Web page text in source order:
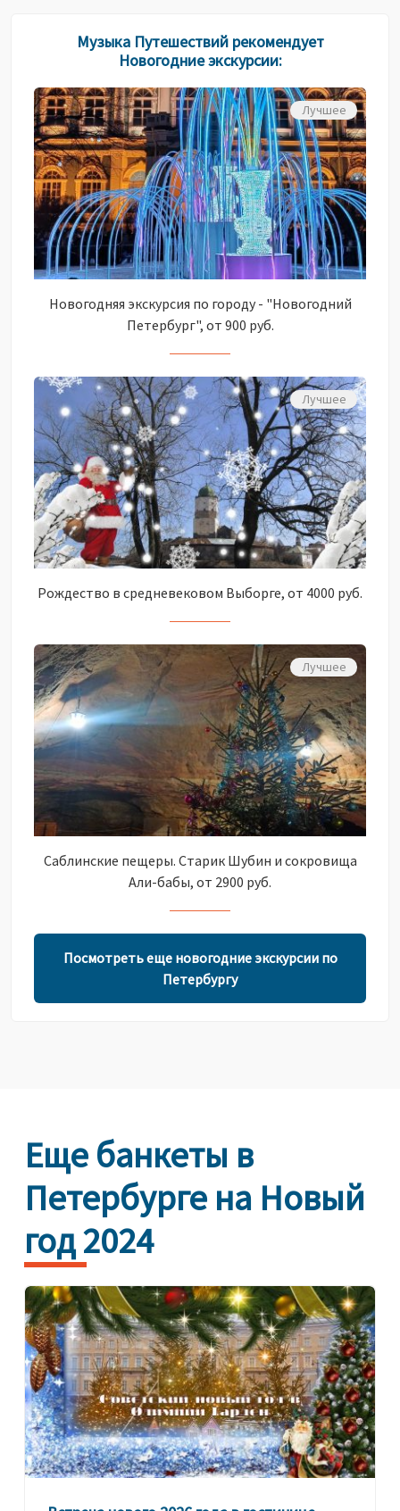
Музыка Путешествий рекомендует
Новогодние экскурсии:
Лучшее
Новогодняя экскурсия по городу - "Новогодний
Петербург", от 900 руб.
Лучшее
Рождество в средневековом Выборге, от 4000 руб.
Лучшее
Саблинские пещеры. Старик Шубин и сокровища
Али-бабы, от 2900 руб.
Посмотреть еще новогодние экскурсии по
Петербургу
Еще банкеты в
Петербурге на Новый
год 2024